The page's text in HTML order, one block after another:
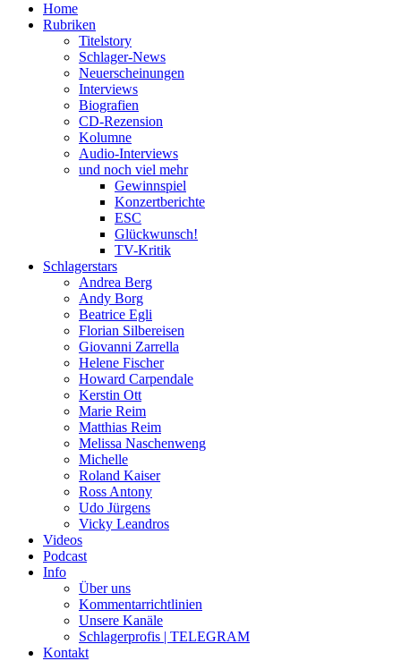
Home
Rubriken
Titelstory
Schlager-News
Neuerscheinungen
Interviews
Biografien
CD-Rezension
Kolumne
Audio-Interviews
und noch viel mehr
Gewinnspiel
Konzertberichte
ESC
Glückwunsch!
TV-Kritik
Schlagerstars
Andrea Berg
Andy Borg
Beatrice Egli
Florian Silbereisen
Giovanni Zarrella
Helene Fischer
Howard Carpendale
Kerstin Ott
Marie Reim
Matthias Reim
Melissa Naschenweng
Michelle
Roland Kaiser
Ross Antony
Udo Jürgens
Vicky Leandros
Videos
Podcast
Info
Über uns
Kommentarrichtlinien
Unsere Kanäle
Schlagerprofis | TELEGRAM
Kontakt